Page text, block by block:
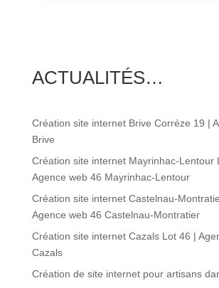
ACTUALITÉS…
Création site internet Brive Corrèze 19 |
Brive
Création site internet Mayrinhac-Lentour
Agence web 46 Mayrinhac-Lentour
Création site internet Castelnau-
Agence web 46 Castelnau-Montratier
Création site internet Cazals Lot 46 |
Cazals
Création de site internet pour artisans